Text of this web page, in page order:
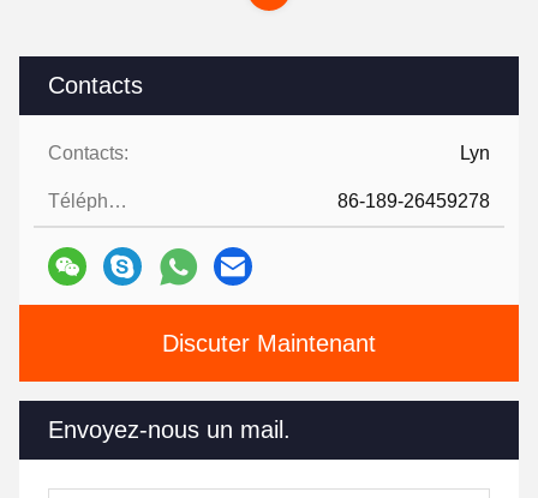
Contacts
Contacts: Lyn
Téléphone :: 86-189-26459278
Discuter Maintenant
Envoyez-nous un mail.